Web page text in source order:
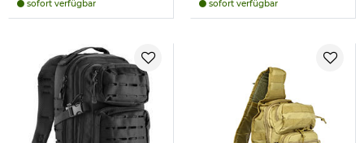
sofort verfügbar sofort verfügbar